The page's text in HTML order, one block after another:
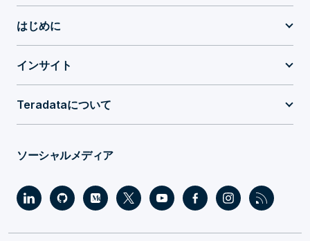
はじめに
インサイト
Teradataについて
ソーシャルメディア